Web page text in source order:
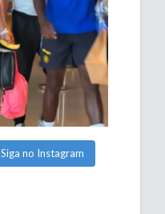
Siga no Instagram